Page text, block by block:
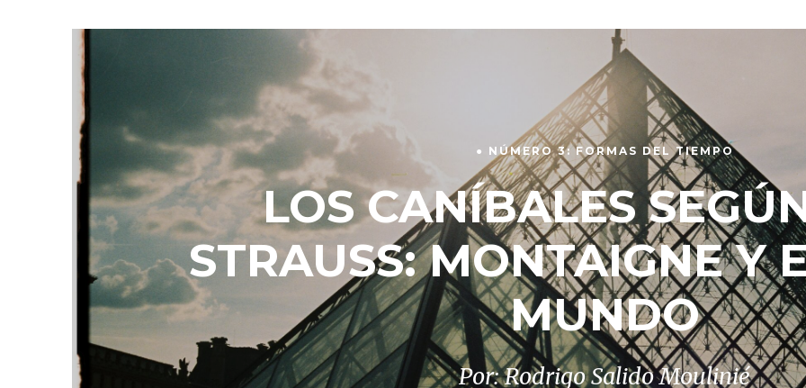
● NÚMERO 3: FORMAS DEL TIEMPO
LOS CANÍBALES
STRAUSS: MONTAIGNE Y
MUNDO
Por: Rodrigo Salido Moulinié